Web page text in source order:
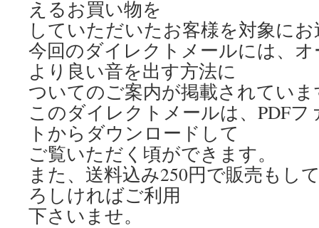
えるお買い物を
していただいたお客様を対象に
今回のダイレクトメールには、
より良い音を出す方法に
ついてのご案内が掲載されていま
このダイレクトメールは、PDF
トからダウンロードして
ご覧いただく頃ができます。
また、送料込み250円で販売もし
ろしければご利用
下さいませ。